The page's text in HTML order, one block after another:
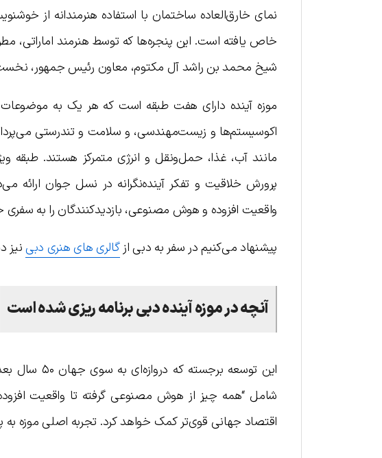
نمای خارق‌العاده ساختمان با استفاده هنرمندانه از
خاص یافته است. این پنجره‌ها که توسط هنرمند اماراتی،
شیخ محمد بن راشد آل مکتوم، معاون رئیس جمهور،
موزه آینده دارای هفت طبقه است که هر یک به
اکوسیستم‌ها و زیست‌مهندسی، و سلامت و تندرستی
مانند آب، غذا، حمل‌ونقل و انرژی متمرکز هستند. طبقه
پرورش خلاقیت و تفکر آینده‌نگرانه در نسل جوان ارائه
واقعیت افزوده و هوش مصنوعی، بازدیدکنندگان را به سفری خیالی به
پیشنهاد می‌کنیم در سفر به دبی ازگالری های هنری دبینیز
آنچه در موزه آیندهدبی برنامه ریزی شده است
این توسعه
شامل “همه چیز از هوش مصنوعی گرفته تا واقعیت
اقتصاد جهانی قوی‌تر کمک خواهد کرد. تجربه اصلی موزه